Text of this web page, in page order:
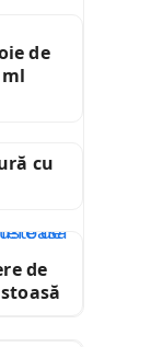
de
cu
de